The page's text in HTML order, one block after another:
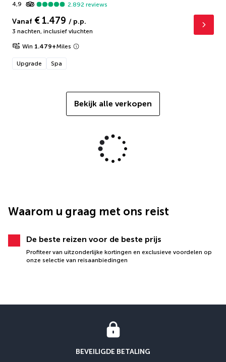
4,9
2.892 reviews
Vanaf € 1.479 / p.p.
3 nachten, inclusief vluchten
Win 1.479+Miles
Upgrade Spa
Bekijk alle verkopen
Waarom u graag met ons reist
De beste reizen voor de beste prijs
Profiteer van uitzonderlijke kortingen en exclusieve voordelen op
onze selectie van reisaanbiedingen
BEVEILIGDE BETALING